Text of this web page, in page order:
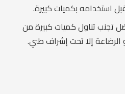
استخدامه بكميات كبيرة.
تجنب تناول كميات كبيرة من
الرضاعة إلا تحت إشراف طبي.